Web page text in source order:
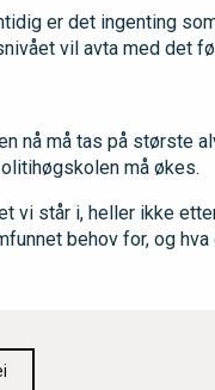
er det ingenting
vil avta med det
nå må tas på største
må økes.
vi står i, heller ikke
behov for, og